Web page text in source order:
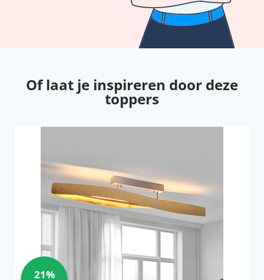
Of laat je inspireren door deze
toppers
21%